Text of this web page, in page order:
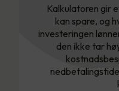
Kalkulatoren gir
kan spare, og
investeringen
den ikke tar